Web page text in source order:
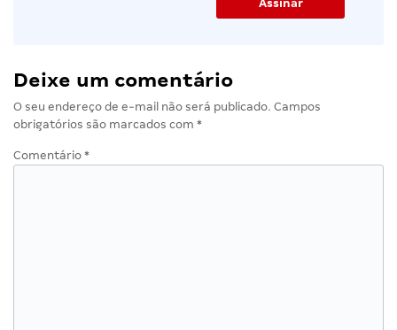
Deixe um comentário
O seu endereço de e-mail não será publicado. Campos
obrigatórios são marcados com *
Comentário *